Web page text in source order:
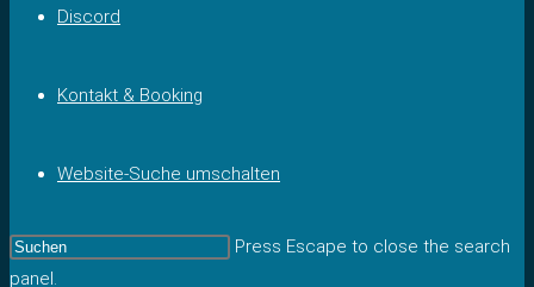
Discord
Kontakt & Booking
Website-Suche umschalten
Press Escape to close the search
panel.